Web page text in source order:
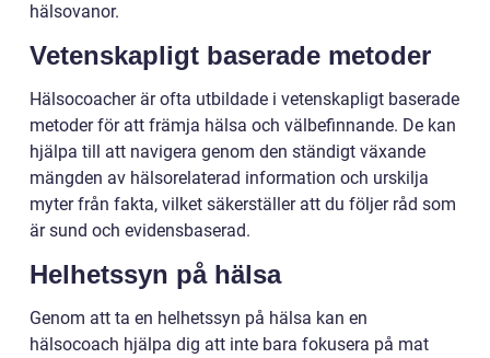
hälsovanor.
Vetenskapligt baserade metoder
Hälsocoacher är ofta utbildade i vetenskapligt baserade
metoder för att främja hälsa och välbefinnande. De kan
hjälpa till att navigera genom den ständigt växande
mängden av hälsorelaterad information och urskilja
myter från fakta, vilket säkerställer att du följer råd som
är sund och evidensbaserad.
Helhetssyn på hälsa
Genom att ta en helhetssyn på hälsa kan en
hälsocoach hjälpa dig att inte bara fokusera på mat